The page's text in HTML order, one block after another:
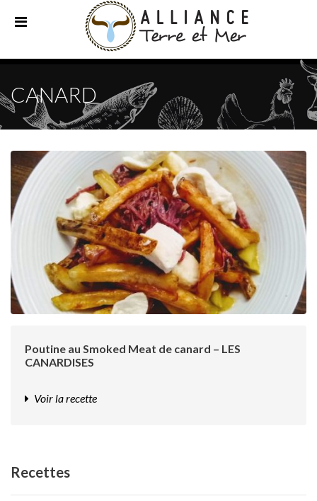
CANARD
Poutine au Smoked Meat de canard – LES
CANARDISES
Voir la recette
Recettes